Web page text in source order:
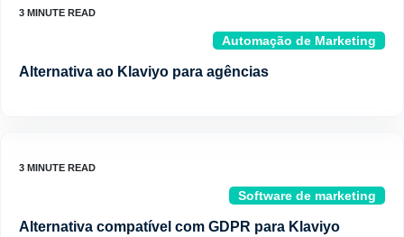
Automação de Marketing
Alternativa ao Klaviyo para agências
Software de marketing
Alternativa compatível com GDPR para Klaviyo